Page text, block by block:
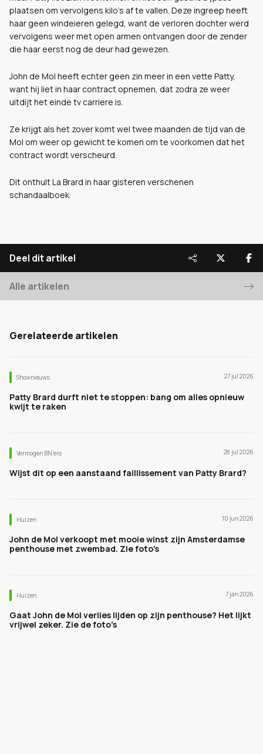
plaatsen om vervolgens kilo's af te vallen. Deze ingreep heeft
haar geen windeieren gelegd, want de verloren dochter werd
vervolgens weer met open armen ontvangen door de zender
die haar eerst nog de deur had gewezen.
John de Mol heeft echter geen zin meer in een vette Patty,
want hij liet in haar contract opnemen, dat zodra ze weer
uitdijt het einde tv carriere is.
Ze krijgt als het zover komt wel twee maanden de tijd van de
Mol om weer op gewicht te komen om te voorkomen dat het
contract wordt verscheurd.
Dit onthult La Brard in haar gisteren verschenen
schandaalboek.
Deel dit artikel
Alle artikelen
Gerelateerde artikelen
Shownieuws 27 jul 2026
Patty Brard durft niet te stoppen: bang om alles opnieuw
kwijt te raken
Vermogen BN’ers 28 jul 2026
Wijst dit op een aanstaand faillissement van Patty Brard?
Huizen 10 jun 2026
John de Mol verkoopt met mooie winst zijn Amsterdamse
penthouse met zwembad. Zie foto's
Huizen 7 jan 2026
Gaat John de Mol verlies lijden op zijn penthouse? Het lijkt
vrijwel zeker. Zie de foto's